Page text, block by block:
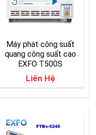
Máy phát công suất
quang công suất cao
EXFO T500S
Liên Hệ